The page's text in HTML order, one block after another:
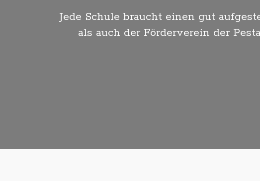
Jede Schule braucht einen gut
als auch der Förderverein der